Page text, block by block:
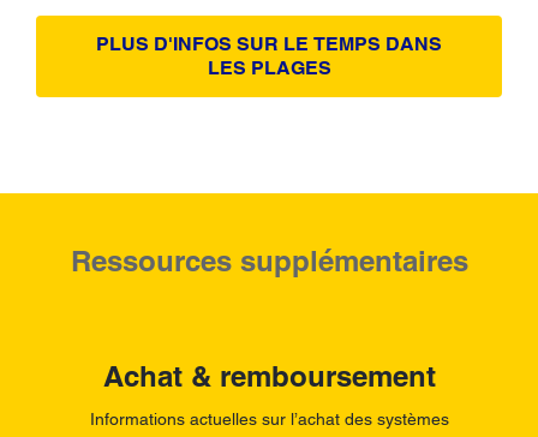
PLUS D'INFOS SUR LE TEMPS DANS
LES PLAGES
Ressources supplémentaires
Achat & remboursement
Informations actuelles sur l’achat des systèmes